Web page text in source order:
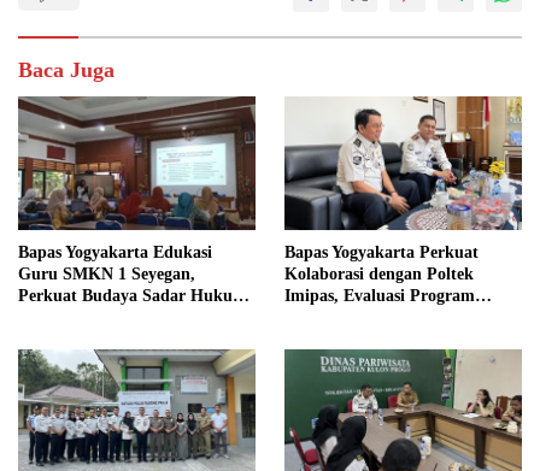
Baca Juga
Bapas Yogyakarta Edukasi
Guru SMKN 1 Seyegan,
Perkuat Budaya Sadar Hukum
Bapas Yogyakarta Perkuat
Kolaborasi dengan Poltek
Imipas, Evaluasi Program